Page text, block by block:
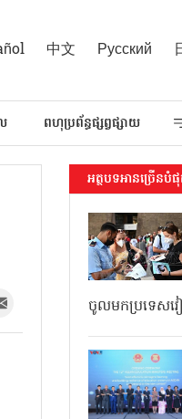
中文 Русский
ពហុប្រព័ន្ធផ្សព្វផ្សាយ
អត្ថបទអានច្រើនបំ
ចូលមកប្រទេស